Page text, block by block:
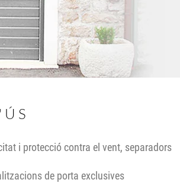
i protecció contra el vent, separadors
de porta exclusives